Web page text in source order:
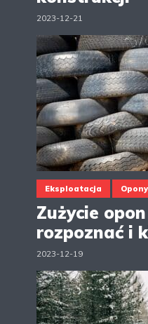
2023-12-21
Eksploatacja Opony
Zużycie
rozpoznać i
2023-12-19